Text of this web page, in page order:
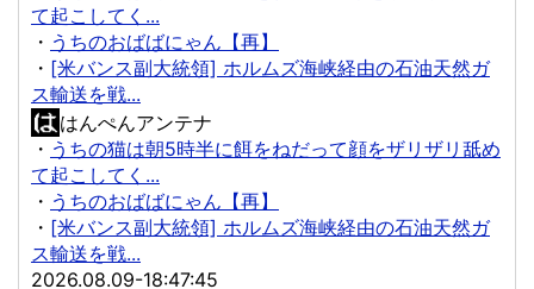
て起こしてく...
・ うちのおばばにゃん【再】
・ [米バンス副大統領] ホルムズ海峡経由の石油天然ガ
ス輸送を戦...
はんぺんアンテナ
・ うちの猫は朝5時半に餌をねだって顔をザリザリ舐め
て起こしてく...
・ うちのおばばにゃん【再】
・ [米バンス副大統領] ホルムズ海峡経由の石油天然ガ
ス輸送を戦...
2026.08.09-18:47:45